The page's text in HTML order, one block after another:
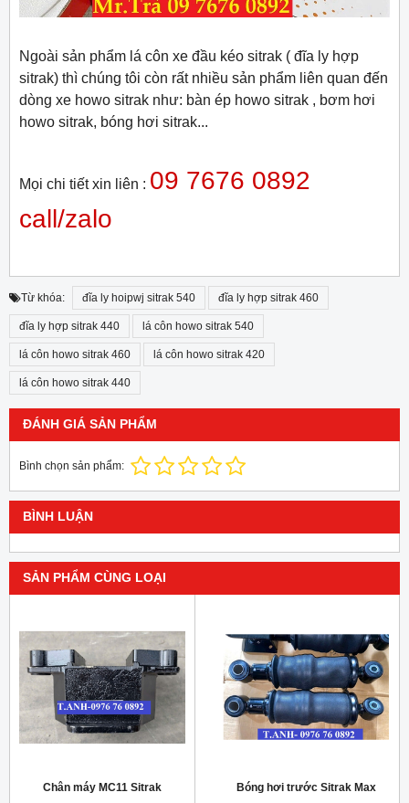
Ngoài sản phẩm lá côn xe đầu kéo sitrak ( đĩa ly hợp
sitrak) thì chúng tôi còn rất nhiều sản phẩm liên quan đến
dòng xe howo sitrak như: bàn ép howo sitrak , bơm hơi
howo sitrak, bóng hơi sitrak...
Mọi chi tiết xin liên : 09 7676 0892
call/zalo
Từ khóa: đĩa ly hoipwj sitrak 540 đĩa ly hợp sitrak 460
đĩa ly hợp sitrak 440 lá côn howo sitrak 540
lá côn howo sitrak 460 lá côn howo sitrak 420
lá côn howo sitrak 440
ĐÁNH GIÁ SẢN PHẨM
Bình chọn sản phẩm:
BÌNH LUẬN
SẢN PHẨM CÙNG LOẠI
Chân máy MC11 Sitrak Bóng hơi trước Sitrak Max